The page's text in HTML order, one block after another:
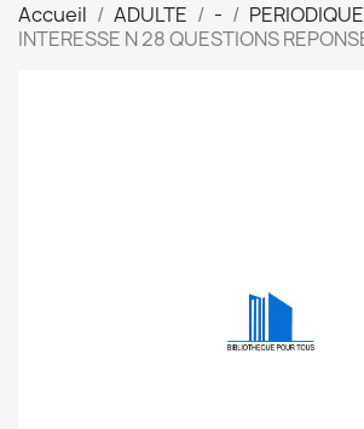
Accueil ADULTE -
INTERESSE N 28 QUESTIONS